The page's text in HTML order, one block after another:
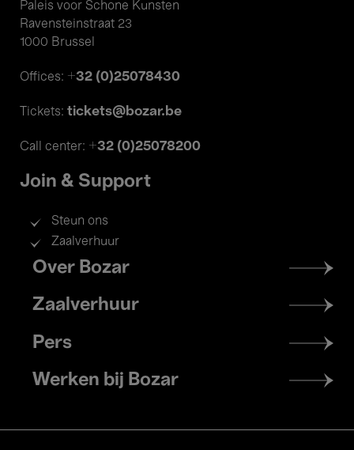
Paleis voor Schone Kunsten
Ravensteinstraat 23
1000 Brussel
Offices: +32 (0)25078430
Tickets: tickets@bozar.be
Call center: +32 (0)25078200
Join & Support
Steun ons
Zaalverhuur
Footer
menu
Over Bozar
Zaalverhuur
Pers
Werken bij Bozar